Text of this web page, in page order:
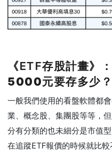
《ETF存股計畫》：
5000元要存多少？
一般我們使用的看盤軟體都
業、概念股、集團股等等，
分有分類的也未細分是市值
在追蹤ETF報價的時候就比